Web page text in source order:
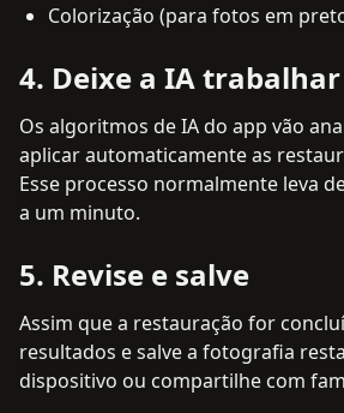
Colorização (para fotos em
4. Deixe a IA trabalhar
Os algoritmos de IA do app vão
aplicar automaticamente as
Esse processo normalmente leva
a um minuto.
5. Revise e salve
Assim que a restauração for
resultados e salve a fotografia
dispositivo ou compartilhe com